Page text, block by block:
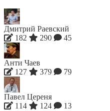
Дмитрий Раевский
182
290 45
Анти Чаев
127
379 79
Павел Цереня
114
124 13